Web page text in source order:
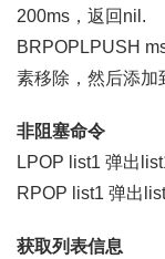
200ms，返回nil.
BRPOPLPUSH
素移除，然后添加
非阻塞命令
LPOP list1 弹出
RPOP list1 弹出
获取列表信息